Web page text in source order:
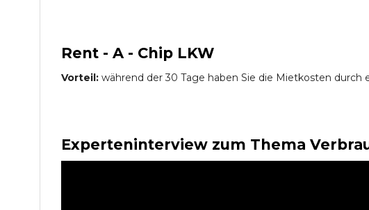
Rent - A - Chip LKW
Vorteil: während der 30 Tage haben Sie die Mietkosten durch
Experteninterview zum Thema